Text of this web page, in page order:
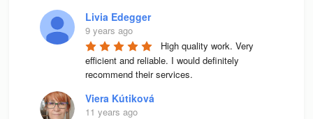
Livia Edegger
9 years ago
High quality work. Very
efficient and reliable. I would definitely
recommend their services.
Viera Kútiková
11 years ago